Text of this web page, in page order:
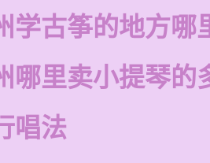
学古筝的地方哪
哪里卖小提琴的
唱法